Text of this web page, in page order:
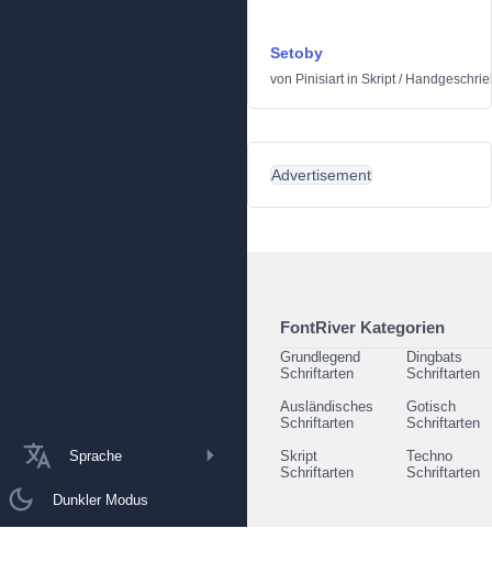
Sprache
Dunkler Modus
Setoby
von Pinisiartin Skript/
Advertisement
FontRiver Kategorien
Grundlegend
Schriftarten
Dingbats
Schriftarten
Ausländisches
Schriftarten
Gotisch
Schriftarten
Skript
Schriftarten
Techno
Schriftarten